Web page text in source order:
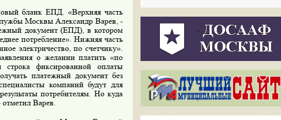
бланк ЕПД. «Верхняя часть
Москвы Александр Варев, -
документ (ЕПД), в котором
потребление». Нижняя часть
электричество, по счетчику».
о желании платить «по
фиксированной оплаты
платежный документ без
компаний будут для
потребителям. Но куда
отметил Варев.